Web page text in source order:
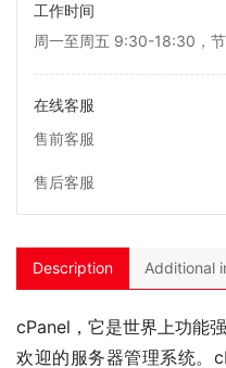
工作时间
周一至周五 9:30-18:30，
在线客服
售前客服
售后客服
Description Additional
cPanel，它是世界上功能
欢迎的服务器管理系统。